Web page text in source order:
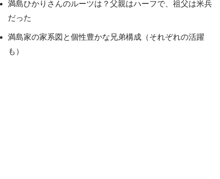
満島ひかりさんのルーツは？父親はハーフで、祖父は米兵
だった
満島家の家系図と個性豊かな兄弟構成（それぞれの活躍
も）